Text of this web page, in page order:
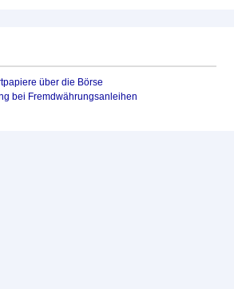
über die Börse
bei Fremdwährungsanleihen